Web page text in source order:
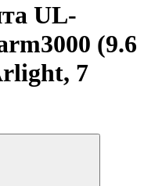
UL-
(9.6
7